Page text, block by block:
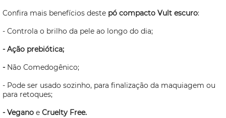
Confira mais benefícios deste pó compacto Vult escuro:
- Controla o brilho da pele ao longo do dia;
- Ação prebiótica;
- Não Comedogênico;
- Pode ser usado sozinho, para finalização da maquiagem ou
para retoques;
- Vegano e Cruelty Free.